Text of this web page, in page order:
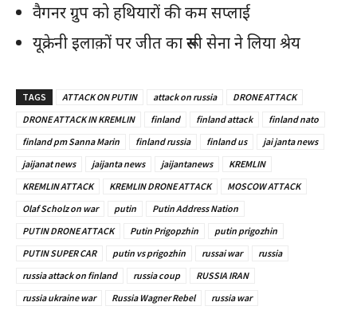
वैगनर ग्रुप को हथियारों की कम सप्लाई
यूक्रेनी इलाक़ों पर जीत का रूसी सेना ने लिया श्रेय
TAGS ATTACK ON PUTIN attack on russia
DRONE ATTACK
DRONE ATTACK IN KREMLIN
finland finland attack
finland nato
finland pm Sanna Marin
finland russia finland us
jai janta news
jaijanat news
jaijanta news jaijantanews
KREMLIN
KREMLIN ATTACK
KREMLIN DRONE ATTACK
MOSCOW ATTACK
Olaf Scholz on war
putin
Putin Address Nation
PUTIN DRONE ATTACK
Putin Prigopzhin
putin prigozhin
PUTIN SUPER CAR
putin vs prigozhin russai war
russia
russia attack on finland
russia coup
RUSSIA IRAN
russia ukraine war
Russia Wagner Rebel russia war